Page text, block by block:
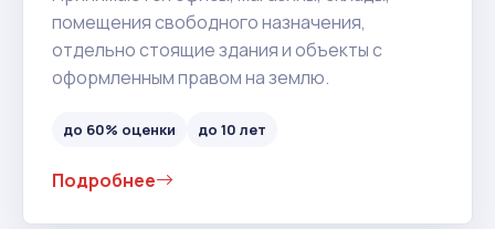
помещения свободного назначения,
отдельно стоящие здания и объекты с
оформленным правом на землю.
до 60% оценки до 10 лет
Подробнее